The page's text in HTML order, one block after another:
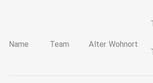
Name Team Alter Wohnort